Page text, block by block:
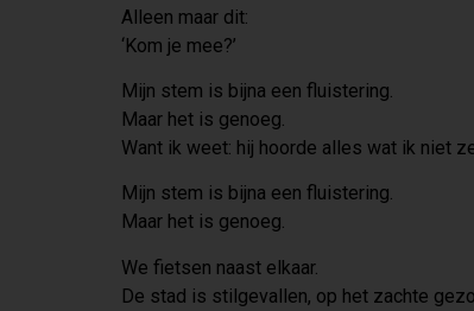
Alleen maar dit:
‘Kom je mee?’
Mijn stem is bijna een fluistering.
Maar het is genoeg.
Want ik weet: hij hoorde alles wat ik niet
Mijn stem is bijna een fluistering.
Maar het is genoeg.
We fietsen naast elkaar.
De stad is stilgevallen, op het zachte